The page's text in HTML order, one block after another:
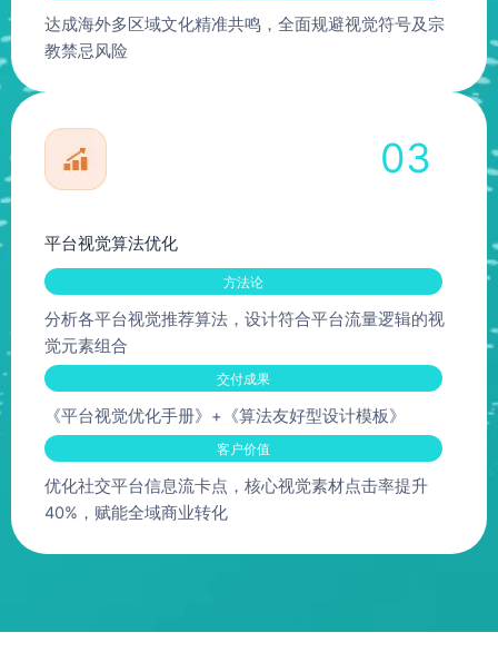
达成海外多区域文化精准共鸣，全面规避视觉符号及宗
教禁忌风险
03
平台视觉算法优化
方法论
分析各平台视觉推荐算法，设计符合平台流量逻辑的视
觉元素组合
交付成果
《平台视觉优化手册》+《算法友好型设计模板》
客户价值
优化社交平台信息流卡点，核心视觉素材点击率提升
40%，赋能全域商业转化